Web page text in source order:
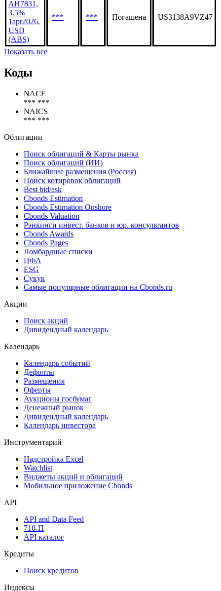
AH7831,
3.5%
1apr2026,
USD
(ABS)
*** *** Погашена US3138A9VZ47
Показать все
Коды
NACE
*** ***
NAICS
*** ***
Облигации
Поиск облигаций & Карты рынка
Поиск облигаций (ИИ)
Ближайшие размещения (Россия)
Поиск котировок облигаций
Best bid/ask
Cbonds Estimation
Cbonds Estimation Onshore
Cbonds Valuation
Рэнкинги инвест. банков и юр. консультантов
Cbonds Awards
Cbonds Pages
Ломбардные списки
ЦФА
ESG
Сукук
Самые популярные облигации на Cbonds.ru
Акции
Поиск акций
Дивидендный календарь
Календарь
Календарь событий
Дефолты
Размещения
Оферты
Аукционы госбумаг
Денежный рынок
Дивидендный календарь
Календарь инвестора
Инструментарий
Надстройка Excel
Watchlist
Виджеты акций и облигаций
Мобильное приложение Cbonds
API
API and Data Feed
710-П
API каталог
Кредиты
Поиск кредитов
Индексы